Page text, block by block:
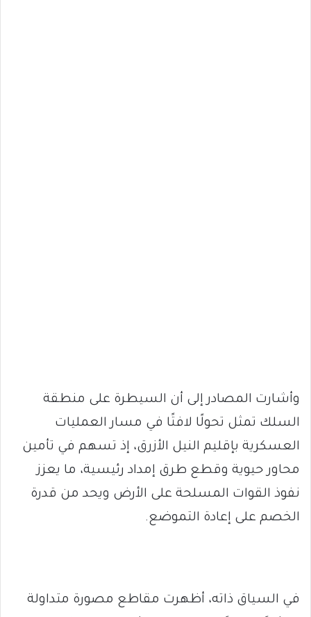
وأشارت المصادر إلى أن السيطرة على منطقة
السلك تمثل تحولًا لافتًا في مسار العمليات
العسكرية بإقليم النيل الأزرق، إذ تسهم في تأمين
محاور حيوية وقطع طرق إمداد رئيسية، ما يعزز
نفوذ القوات المسلحة على الأرض ويحد من قدرة
الخصم على إعادة التموضع.
في السياق ذاته، أظهرت مقاطع مصورة متداولة